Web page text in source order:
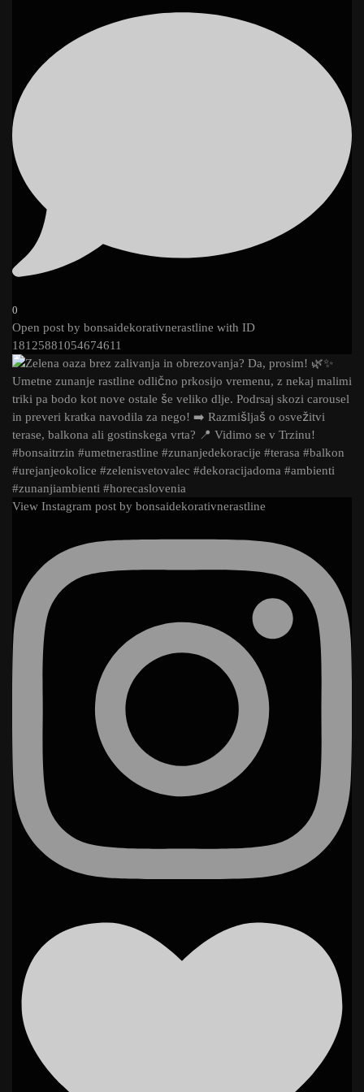
0
Open post by bonsaidekorativnerastline with ID
18125881054674611
View Instagram post by bonsaidekorativnerastline